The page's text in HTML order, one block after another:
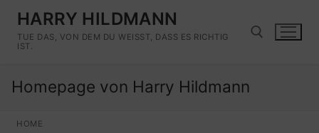
Inhalt
springen
HARRY HILDMANN
TUE DAS, VON DEM DU WEISST, DASS ES RICHTIG I
ST.
Suchen nach:
Homepage von Harry Hildmann
HOME